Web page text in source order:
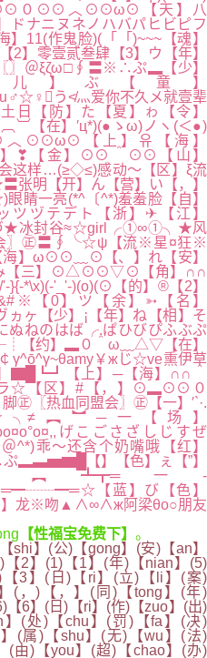
０⊙⊙︿⊙⊙ω⊙【天】八
ドナニヌネノハバパヒビピフ
11(作鬼脸)(「「)~~~【魂】
】零壹贰叁肆【3】ウ【年】
〗＠ξζω□∮〓※∴ぷ▂【少】
】ぶ【童】
う≮灬爱你不久メ就壹辈
日【防】た【夏】ゎ【令】
在】′ц*)(●ゝω)ノヽ(＜●)
【上】유【海】
金】⊙⊙＾⊙⊙【山】
这样…(≥◇≤)感动～【区】ξ流
明【开】ん【营】い【，】
睛一亮(*^〔^*)羞羞脸【自】
ツヅテデト【浙】✈【江】
冰封谷≈☆girl╭①∞①╮★风
〗㊣〓∮╰☆ψ【流※星¤狂※
】ω⊙⊙﹏⊙【、】れ【安】
み【三】⊙△⊙⊙▽⊙【角】∩∩
}{-*\x)(-'_'-)(o)(⊙【的】®【2】
【0】ツ【余】➳【名】
ヶ【少】¡【年】ね【相】そ
ぬねのはば╭.ぱひびぴふぶぷ
【约】▂０＾ω﹏△▽【在】
γ^ō^γ~θamy￥жじ☆ve熏伊草
▇█┗┛【上】─【海】∩∩＾
☆【区】#【，】⊙▂⊙⊙０
㊣〖热血同盟会〗㊣【一】′`·.
一【场】
げこごさざしじすぜ
^*)乖～还含个奶嘴哦【红】
【】【色】ぇ【”】
一-
【蓝】び【色】
】龙※吻▲∧∞∧ж阿梁θo○朋友
【性福宝免费下】 。
shi】(公)【gong】(安)【an】
2】(1)【1】(年)【nian】(5)
【3】(日)【ri】(立)【li】(案)
(，)【，】(同)【tong】(年)
【6】(日)【ri】(作)【zuo】(出)
】(处)【chu】(罚)【fa】(决)
(属)【shu】(无)【wu】(法)
(由)【you】(超)【chao】(办)